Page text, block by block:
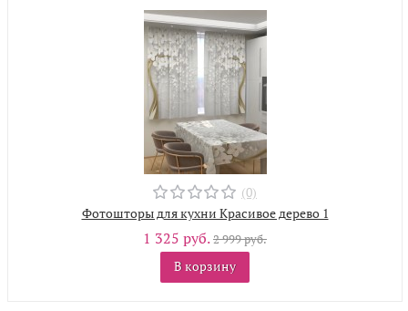
(0)
Фотошторы для кухни Красивое дерево 1
1 325 руб.2 999 руб.
В корзину